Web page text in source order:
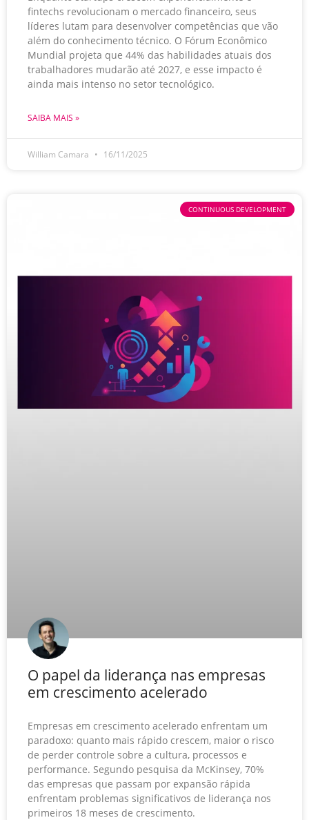
fintechs revolucionam o mercado financeiro, seus
líderes lutam para desenvolver competências que vão
além do conhecimento técnico. O Fórum Econômico
Mundial projeta que 44% das habilidades atuais dos
trabalhadores mudarão até 2027, e esse impacto é
ainda mais intenso no setor tecnológico.
SAIBA MAIS »
William Camara 16/11/2025
CONTINUOUS DEVELOPMENT
O papel da liderança nas empresas
em crescimento acelerado
Empresas em crescimento acelerado enfrentam um
paradoxo: quanto mais rápido crescem, maior o risco
de perder controle sobre a cultura, processos e
performance. Segundo pesquisa da McKinsey, 70%
das empresas que passam por expansão rápida
enfrentam problemas significativos de liderança nos
primeiros 18 meses de crescimento.